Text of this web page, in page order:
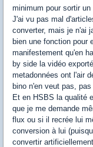
minimum pour sortir un
J'ai vu pas mal
converter, mais je n'ai
bien une fonction pour
manifestement qu'en
by side la vidéo
metadonnées ont l'air
bino n'en veut pas, pas
Et en HSBS la qualité
que je me demande
flux ou si il recrée lui
conversion à lui
convertir